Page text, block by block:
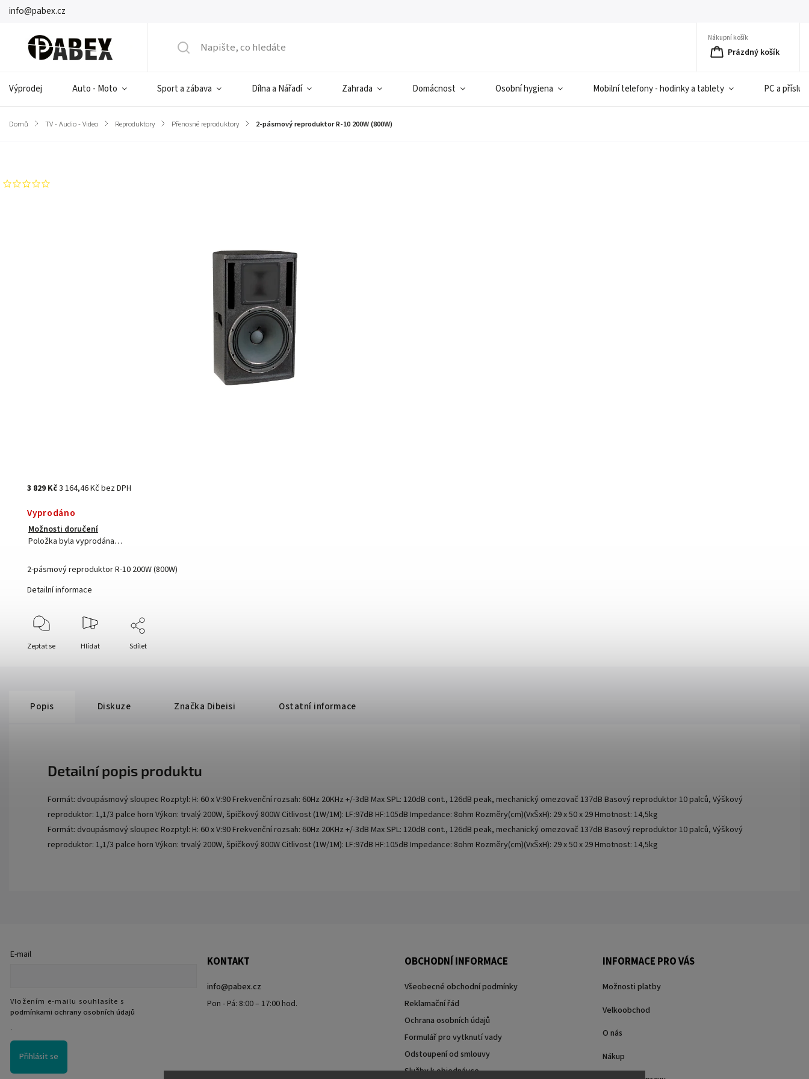
info@pabex.cz
Nákupní košík
Prázdný košík
Výprodej Auto - Moto Sport a zábava Dílna a Nářadí Zahrada Domácnost Osobní hygiena Mobilní telefony - hodinky a tablety PC a
Domů / TV - Audio - Video / Reproduktory / Přenosné reproduktory / 2-pásmový reproduktor R-10 200W (800W)
3 829 Kč3 164,46 Kč bez DPH
Vyprodáno
Možnosti doručení
Položka byla vyprodána…
2-pásmový reproduktor R-10 200W (800W)
Detailní informace
Zeptat se Hlídat Sdílet
Popis Diskuze Značka Dibeisi Ostatní informace
Detailní popis produktu
Formát: dvoupásmový sloupec Rozptyl: H: 60 x V:90 Frekvenční rozsah: 60Hz 20KHz +/-3dB Max SPL: 120dB cont., 126dB peak, mechanický omezovač 137dB Basový reproduktor 10 palců, Výškový
reproduktor: 1,1/3 palce horn Výkon: trvalý 200W, špičkový 800W Citlivost (1W/1M): LF:97dB HF:105dB Impedance: 8ohm Rozměry(cm)(VxŠxH): 29 x 50 x 29 Hmotnost: 14,5kg
Formát: dvoupásmový sloupec Rozptyl: H: 60 x V:90 Frekvenční rozsah: 60Hz 20KHz +/-3dB Max SPL: 120dB cont., 126dB peak, mechanický omezovač 137dB Basový reproduktor 10 palců, Výškový
reproduktor: 1,1/3 palce horn Výkon: trvalý 200W, špičkový 800W Citlivost (1W/1M): LF:97dB HF:105dB Impedance: 8ohm Rozměry(cm)(VxŠxH): 29 x 50 x 29 Hmotnost: 14,5kg
E-mail
Vložením e-mailu souhlasíte s
podmínkami ochrany osobních údajů
.
Přihlásit se
KONTAKT
info@pabex.cz
Pon - Pá: 8:00 – 17:00 hod.
OBCHODNÍ INFORMACE
Všeobecné obchodní podmínky
Reklamační řád
Ochrana osobních údajů
Formulář pro vytknutí vady
Odstoupení od smlouvy
Služby k objednávce
INFORMACE PRO VÁS
Možnosti platby
Velkoobchod
O nás
Nákup